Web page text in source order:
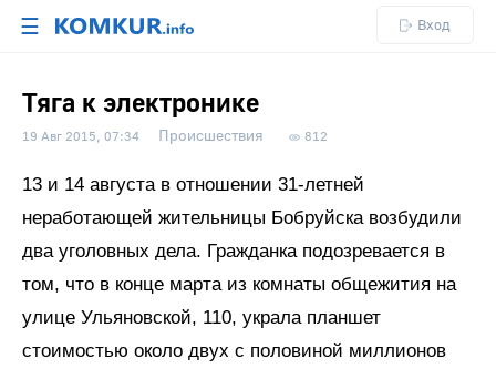
☰ Вход
Тяга к электронике
19 Авг 2015, 07:34 Происшествия 812
13 и 14 августа в отношении 31-летней
неработающей жительницы Бобруйска возбудили
два уголовных дела. Гражданка подозревается в
том, что в конце марта из комнаты общежития на
улице Ульяновской, 110, украла планшет
стоимостью около двух с половиной миллионов